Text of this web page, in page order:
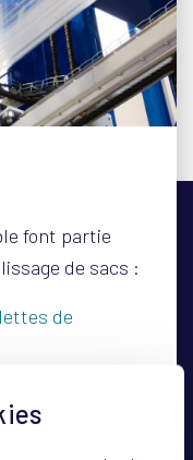
font partie
de sacs :
de
tactile